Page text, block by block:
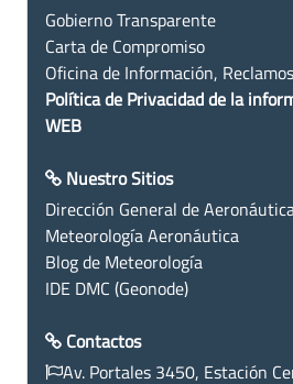
Gobierno Transparente
Carta de Compromiso
Oficina de Información,
Política de Privacidad de la
WEB
Nuestro Sitios
Dirección General de
Meteorología Aeronáutica
Blog de Meteorología
IDE DMC (Geonode)
Contactos
Av. Portales 3450, Estación